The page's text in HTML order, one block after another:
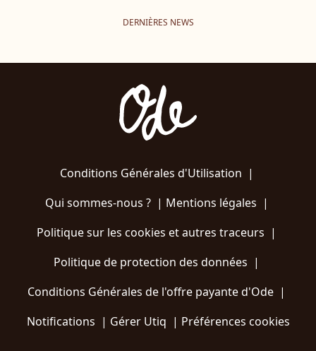
DERNIÈRES NEWS
Conditions Générales d'Utilisation |
Qui sommes-nous ?| Mentions légales |
Politique sur les cookies et autres traceurs |
Politique de protection des données |
Conditions Générales de l'offre payante d'Ode |
Notifications | Gérer Utiq | Préférences cookies